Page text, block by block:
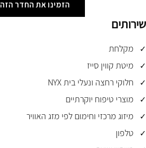
הזמינו את החדר הזה
שירותים
מקלחת
מיטת קווין סייז
חלוקי רחצה ונעלי בית NYX
מוצרי טיפוח יוקרתיים
מיזוג מרכזי וחימום לפי מזג האוויר
טלפון